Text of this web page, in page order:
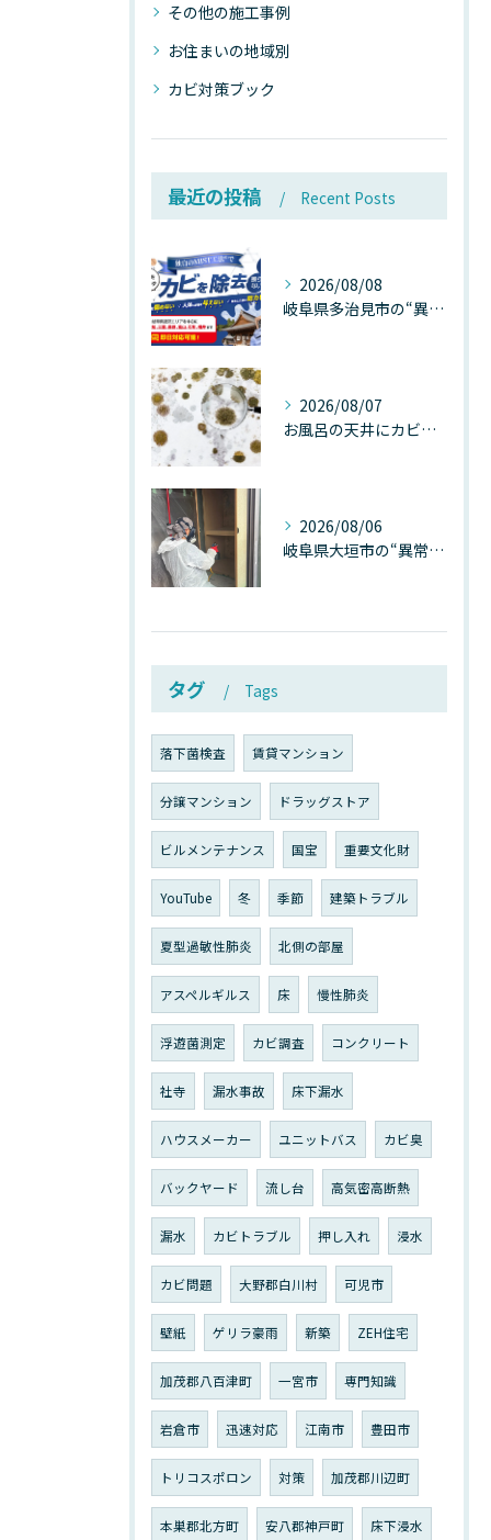
その他の施工事例
お住まいの地域別
カビ対策ブック
最近の投稿 Recent Posts
2026/08/08
岐阜県多治見市の“異常な高温”が建物内部を破壊する──深層カビが急増する危険な温度差の正体
2026/08/07
お風呂の天井にカビが生えたら要注意！2026年8月の猛暑・高湿度で急増する浴室カビの原因と正しい対策
2026/08/06
岐阜県大垣市の“異常に高い気温”が建物内部を腐らせる──深層カビが爆発的に増える本当の理由
タグ Tags
落下菌検査 賃貸マンション
分譲マンション ドラッグストア
ビルメンテナンス 国宝 重要文化財
YouTube 冬 季節 建築トラブル
夏型過敏性肺炎 北側の部屋
アスペルギルス 床 慢性肺炎
浮遊菌測定 カビ調査 コンクリート
社寺 漏水事故 床下漏水
ハウスメーカー ユニットバス カビ臭
バックヤード 流し台 高気密高断熱
漏水 カビトラブル 押し入れ 浸水
カビ問題 大野郡白川村 可児市
壁紙 ゲリラ豪雨 新築 ZEH住宅
加茂郡八百津町 一宮市 専門知識
岩倉市 迅速対応 江南市 豊田市
トリコスポロン 対策 加茂郡川辺町
本巣郡北方町 安八郡神戸町 床下浸水